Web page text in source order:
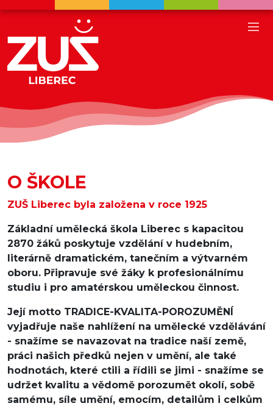
O ŠKOLE
ZUŠ Liberec byla založena v roce 1925
Základní umělecká škola Liberec s kapacitou
2870 žáků poskytuje vzdělání v hudebním,
literárně dramatickém, tanečním a výtvarném
oboru. Připravuje své žáky k profesionálnímu
studiu i pro amatérskou uměleckou činnost.
Její motto TRADICE-KVALITA-POROZUMĚNÍ
vyjadřuje naše nahlížení na umělecké vzdělávání
- snažíme se navazovat na tradice naší země,
práci našich předků nejen v umění, ale také
hodnotách, které ctili a řídili se jimi - snažíme se
udržet kvalitu a vědomě porozumět okolí, sobě
samému, síle umění, emocím, detailům i celkům